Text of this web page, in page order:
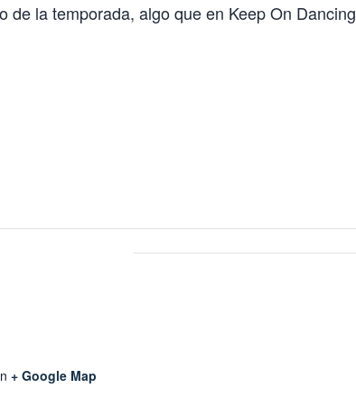
la temporada, algo que en Keep On Dancing
+ Google Map